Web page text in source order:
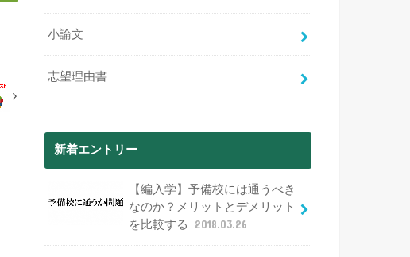
小論文
志望理由書
新着エントリー
【編入学】予備校には通うべき
なのか？メリットとデメリット
を比較する
2018.03.26